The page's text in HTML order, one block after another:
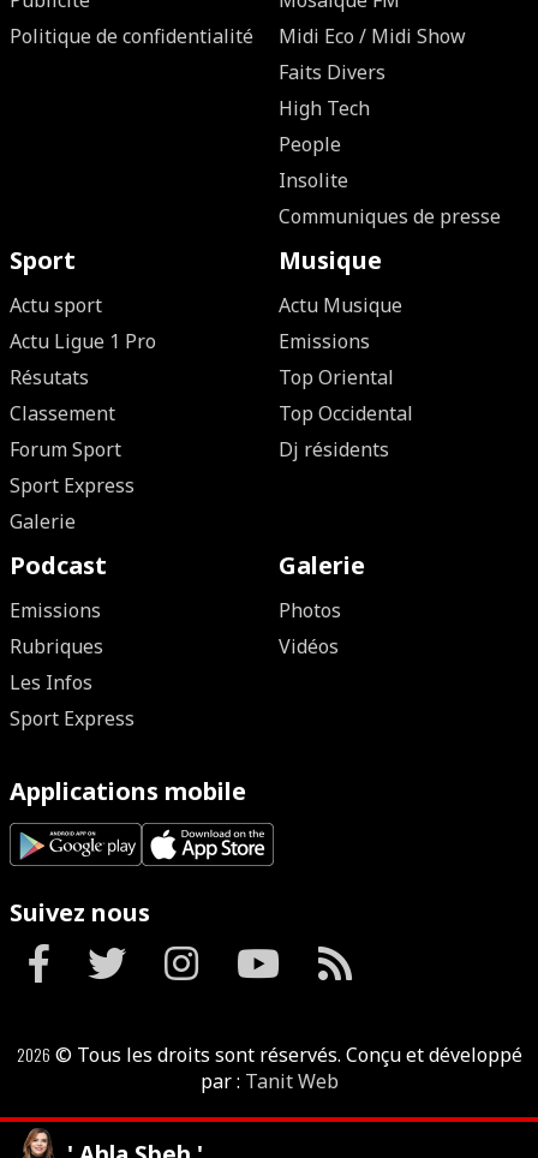
Politique de confidentialité
Midi Eco / Midi Show
Faits Divers
High Tech
People
Insolite
Communiques de presse
Sport
Actu sport
Actu Ligue 1 Pro
Résutats
Classement
Forum Sport
Sport Express
Galerie
Musique
Actu Musique
Emissions
Top Oriental
Top Occidental
Dj résidents
Podcast
Emissions
Rubriques
Les Infos
Sport Express
Galerie
Photos
Vidéos
Applications mobile
Suivez nous
2026 © Tous les droits sont réservés. Conçu et développé
par : Tanit Web